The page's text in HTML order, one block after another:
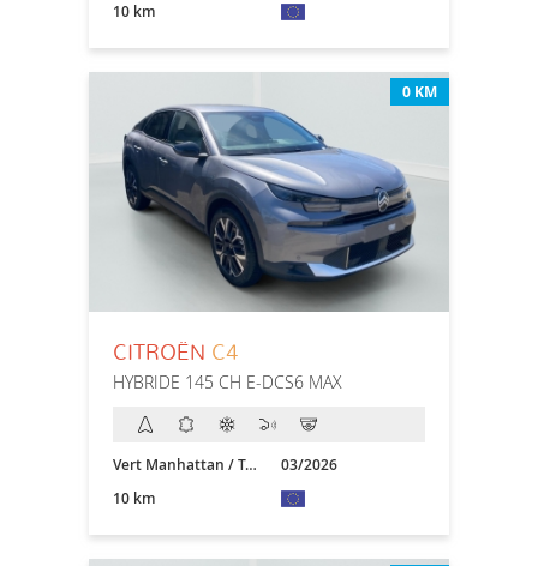
10 km
0 KM
CITROËN C4
HYBRIDE 145 CH E-DCS6 MAX
Vert Manhattan / Toit Noir
03/2026
10 km